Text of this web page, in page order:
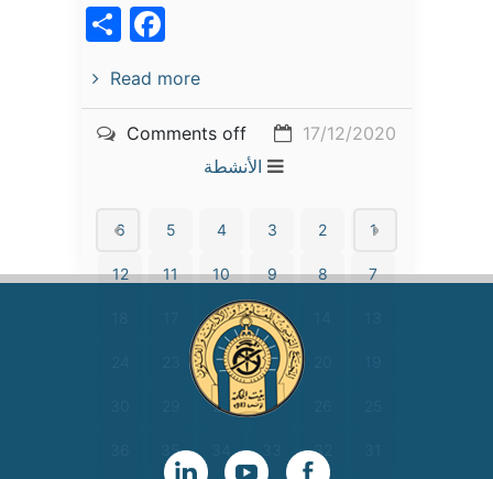
Read more
17/12/2020
Comments off
الأنشطة
1
2
3
4
5
6
7
8
9
10
11
12
15
16
21
22
27
28
32
35